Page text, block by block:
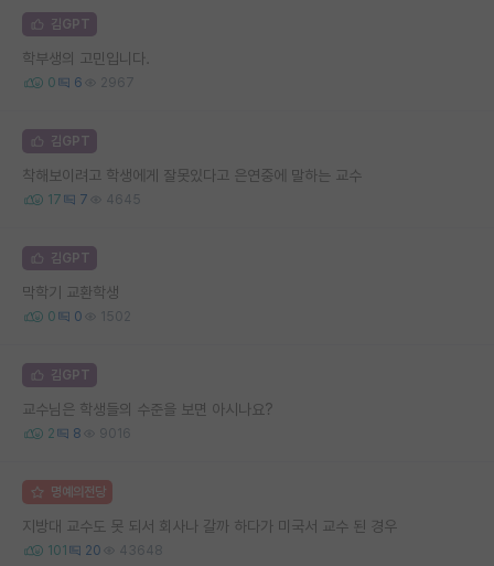
김GPT
학부생의 고민입니다.
0 6 2967
김GPT
착해보이려고 학생에게 잘못있다고 은연중에 말하는 교수
17 7 4645
김GPT
막학기 교환학생
0 0 1502
김GPT
교수님은 학생들의 수준을 보면 아시나요?
2 8 9016
명예의전당
지방대 교수도 못 되서 회사나 갈까 하다가 미국서 교수 된 경우
101 20 43648